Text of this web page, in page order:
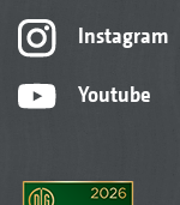
Instagram
Youtube